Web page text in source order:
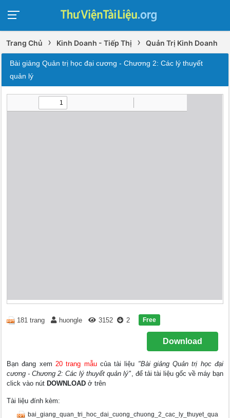
Trang Chủ › Kinh Doanh - Tiếp Thị › Quản Trị Kinh Doanh
Bài giảng Quản trị học đại cương - Chương 2: Các lý thuyết
quản lý
181 trang huongle 3152 2 Free
Download
Bạn đang xem 20 trang mẫucủa tài liệu "Bài giảng Quản trị học đại
cương - Chương 2: Các lý thuyết quản lý", để tải tài liệu gốc về máy bạn
click vào nút DOWNLOAD ở trên
Tài liệu đính kèm:
bai_giang_quan_tri_hoc_dai_cuong_chuong_2_cac_ly_thuyet_qua